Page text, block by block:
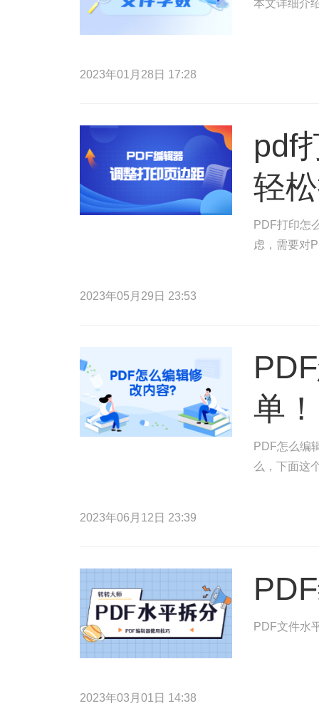
本文详细介
2023年01月28日 17:28
pdf
轻
PDF打印怎
虑，需要对
2023年05月29日 23:53
单！
PDF怎么编
么，下面这
2023年06月12日 23:39
PDF文件水
2023年03月01日 14:38